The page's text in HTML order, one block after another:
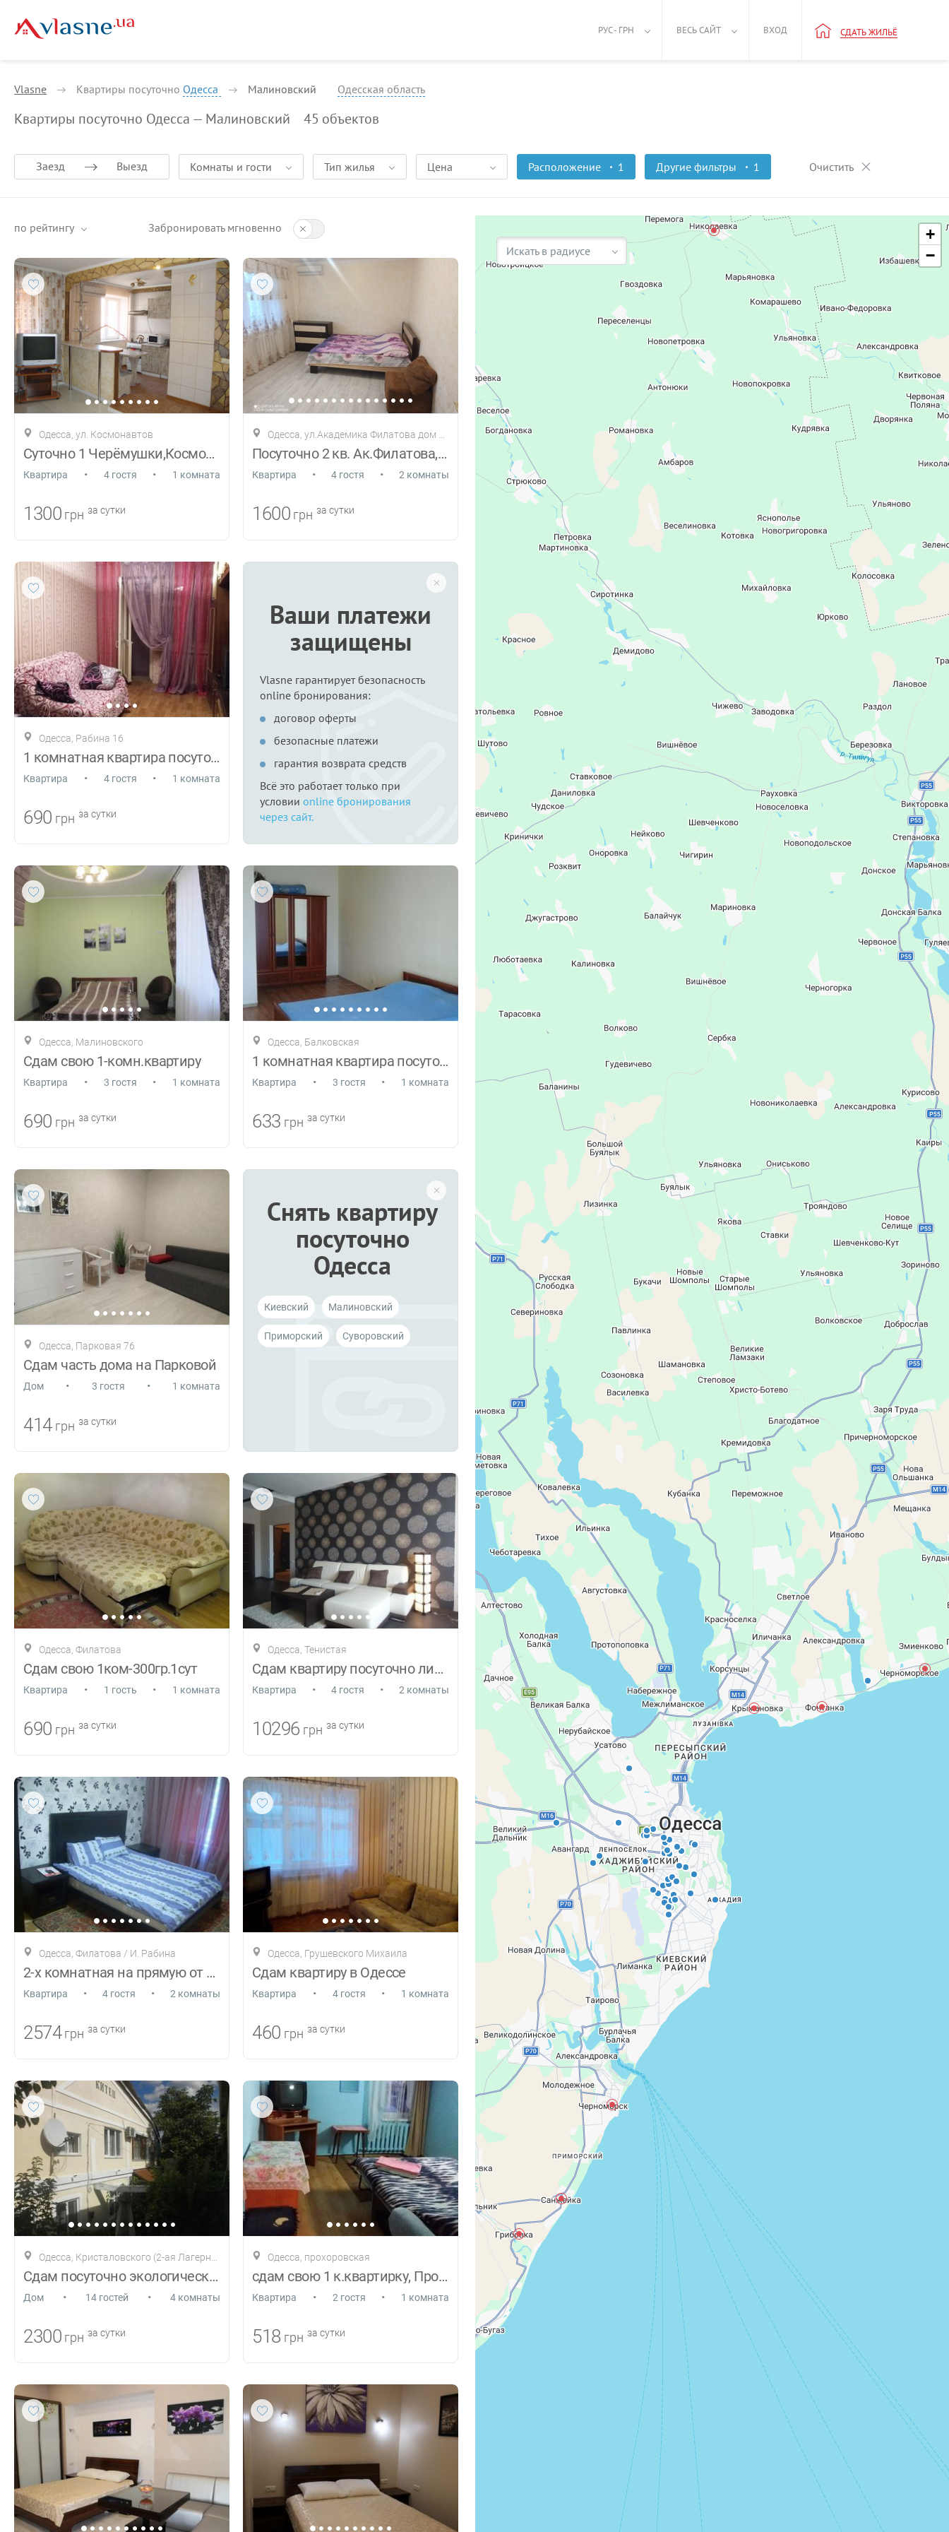
РУС - ГРН ВЕСЬ САЙТ ВХОД СДАТЬ ЖИЛЬЁ
Vlasne Квартиры посуточно Одесса Малиновский Одесская область
Квартиры посуточно Одесса — Малиновский 45 объектов
Заезд Выезд Комнаты и гости Тип жилья Цена Расположение 1 Другие фильтры 1 Очистить
по рейтингу Забронировать мгновенно
Одесса, ул. Космонавтов
Суточно 1 Черёмушки,Космонавтов,Филатова
Квартира • 4 гостя • 1 комната
1300 грн за сутки
Одесса, ул.Академика Филатова дом 40
Посуточно 2 кв. Ак.Филатова, Черёмушки
Квартира • 4 гостя • 2 комнаты
1600 грн за сутки
Одесса, Рабина 16
1 комнатная квартира посуточно
Квартира • 4 гостя • 1 комната
690 грн за сутки
Ваши платежи
защищены
Vlasne гарантирует безопасность
online бронирования:
договор оферты
безопасные платежи
гарантия возврата средств
Всё это работает только при
условии online бронирования
через сайт.
Одесса, Малиновского
Сдам свою 1-комн.квартиру
Квартира • 3 гостя • 1 комната
690 грн за сутки
Одесса, Балковская
1 комнатная квартира посуточно
Квартира • 3 гостя • 1 комната
633 грн за сутки
Одесса, Парковая 76
Сдам часть дома на Парковой
Дом • 3 гостя • 1 комната
414 грн за сутки
Снять квартиру
посуточно
Одесса
Киевский Малиновский
Приморский Суворовский
Одесса, Филатова
Сдам свою 1ком-300гр.1сут
Квартира • 1 гость • 1 комната
690 грн за сутки
Одесса, Тенистая
Cдам квартиру посуточно либо помесячно
Квартира • 4 гостя • 2 комнаты
10296 грн за сутки
Одесса, Филатова / И. Рабина
2-х комнатная на прямую от хозяина
Квартира • 4 гостя • 2 комнаты
2574 грн за сутки
Одесса, Грушевского Михаила
Сдам квартиру в Одессе
Квартира • 4 гостя • 1 комната
460 грн за сутки
Одесса, Кристаловского (2-ая Лагерная), 2-в
Сдам посуточно экологически чистый дом
Дом • 14 гостей • 4 комнаты
2300 грн за сутки
Одесса, прохоровская
сдам свою 1 к.квартирку, Прохоровская 12
Квартира • 2 гостя • 1 комната
518 грн за сутки
Искать в радиусе
+
−